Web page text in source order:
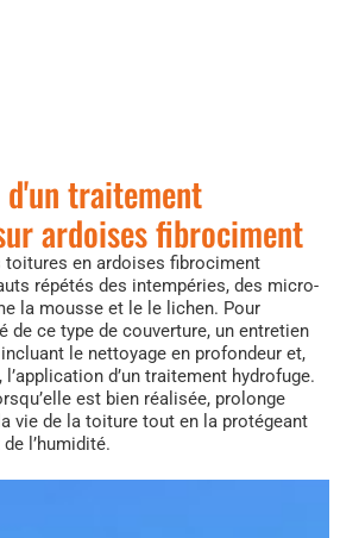
traitement
ardoises fibrociment
toitures en ardoises fibrociment
répétés des intempéries, des micro-
la mousse et le le lichen. Pour
de ce type de couverture, un entretien
le nettoyage en profondeur et,
d’un traitement hydrofuge.
est bien réalisée, prolonge
vie de la toiture tout en la protégeant
l’humidité.